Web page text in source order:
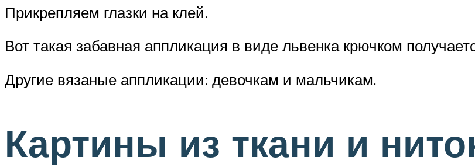
Прикрепляем глазки на клей.
Вот такая забавная аппликация в виде львенка крючком
Другие вязаные аппликации: девочкам и мальчикам.
Картины из ткани и